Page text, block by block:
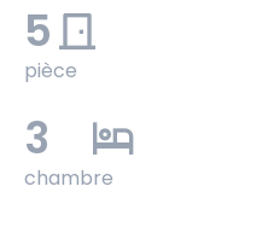
5
pièce
3
chambre